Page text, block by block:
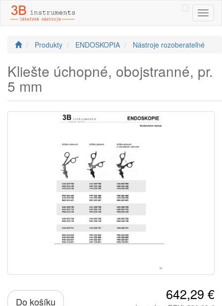
Produkty ENDOSKOPIA Nástroje rozoberateľné
Kliešte úchopné, obojstranné, pr.
5 mm
Do košíku 642,29 €